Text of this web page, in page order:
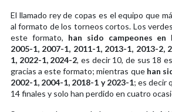
El llamado rey de copas es el equipo que
al formato de los torneos cortos. Los
este formato, han sido campeones en
2005-1, 2007-1, 2011-1, 2013-1, 2013-2,
1, 2022-1, 2024-2, es decir 10, de sus 18
gracias a este formato; mientras que han
2002-1, 2004-1, 2018-1 y 2023-1; es decir
14 finales y solo han perdido en cuatro